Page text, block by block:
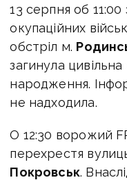
13 серпня об 11:00
окупаційних
обстріл м.
загинула
народження.
не надходила.
О 12:30 ворожий
перехрестя вулиць
Покровськ.